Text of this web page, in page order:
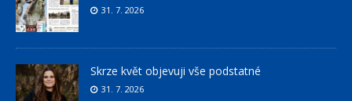
31. 7. 2026
Skrze květ objevuji vše podstatné
31. 7. 2026